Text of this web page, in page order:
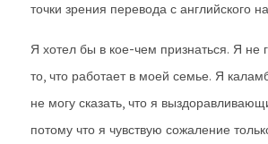
точки зрения перевода с английского
Я хотел бы в кое-чем признаться. Я не
то, что работает в моей семье. Я
не могу сказать, что я
потому что я чувствую сожаление